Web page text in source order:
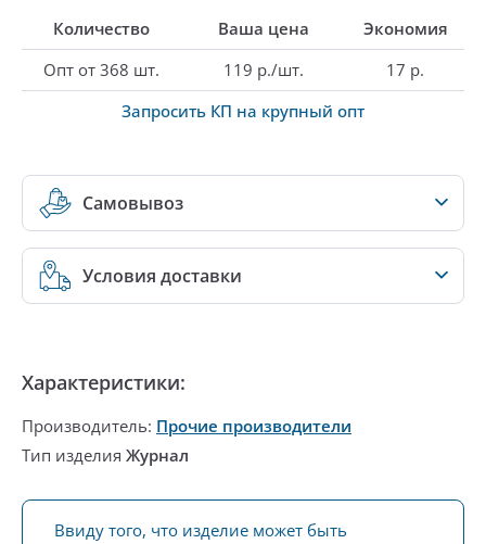
Количество Ваша цена
Экономия
Опт от 368 шт.
119 р./шт.
17 р.
Запросить КП на крупный опт
Самовывоз
Условия доставки
Характеристики:
Производитель: Прочие производители
Тип изделия Журнал
Ввиду того, что изделие может быть